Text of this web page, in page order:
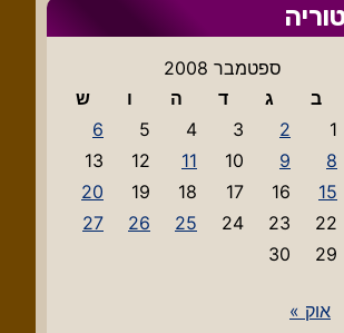
ספטמבר 2008
ב ג ד ה ו
ש
1
2
3
4
5
6
8
9
10
11
12
13
15
16
17
18
19
20
22
23
24
25
26
27
29
30
אוק »